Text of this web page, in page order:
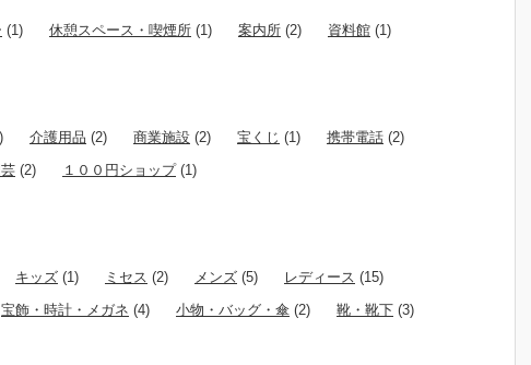
(1) 休憩スペース・喫煙所 (1) 案内所 (2) 資料館 (1)
介護用品 (2) 商業施設 (2) 宝くじ (1) 携帯電話 (2)
(2) １００円ショップ(1)
キッズ (1) ミセス (2) メンズ (5) レディース (15)
宝飾・時計・メガネ (4) 小物・バッグ・傘 (2) 靴・靴下 (3)